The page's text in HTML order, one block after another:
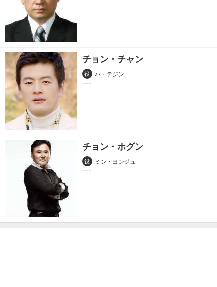
チョン・チャン
役 ハ・テジン
チョン・ホグン
役 ミン・ヨンジュ